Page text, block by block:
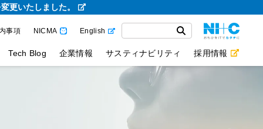
更いたしました。
事項 NICMA English
Tech Blog 企業情報 サスティナビリティ 採用情報